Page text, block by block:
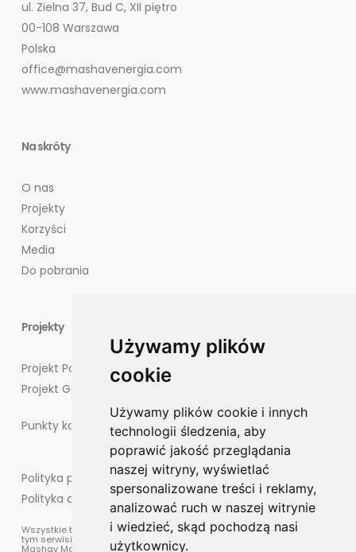
Używamy plików
cookie
Używamy plików cookie i innych
technologii śledzenia, aby
poprawić jakość przeglądania
naszej witryny, wyświetlać
spersonalizowane treści i reklamy,
analizować ruch w naszej witrynie
i wiedzieć, skąd pochodzą nasi
użytkownicy.
ul. Zielna 37, Bud C, XII piętro
00-108 Warszawa
Polska
office@mashavenergia.com
www.mashavenergia.com
Na skróty
O nas
Projekty
Korzyści
Media
Do pobrania
Projekty
Projekt Potęgowo
Projekt Goliat
Punkty kontaktowe dla mieszkańców
Polityka prywatności
Polityka cookies
Wszystkie treści, materiały oraz elementy graficzne umieszczone w
tym serwisie są chronione prawem autorskim, które przysługuje
Mashav Management sp. z o.o.